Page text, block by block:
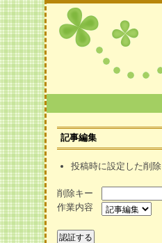
記事編集
投稿時に設定した削
削除キー
作業内容